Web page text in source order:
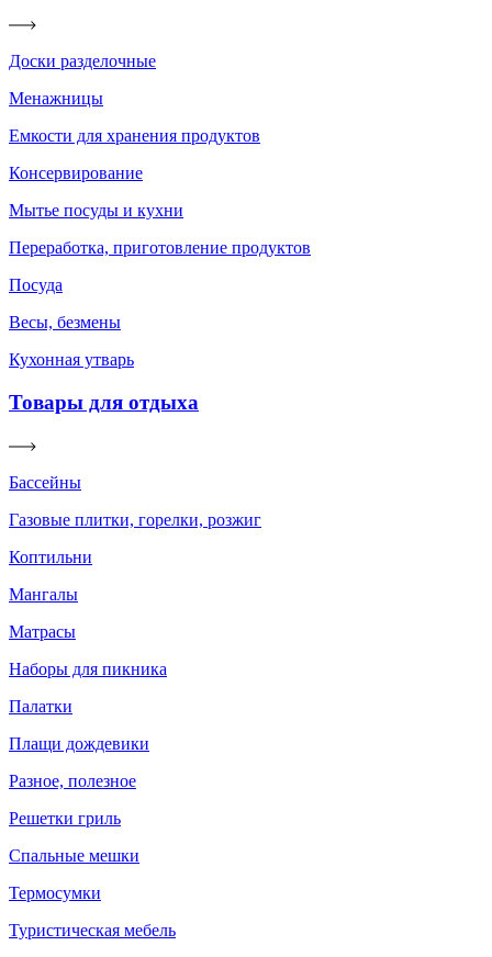
Доски разделочные
Менажницы
Емкости для хранения продуктов
Консервирование
Мытье посуды и кухни
Переработка, приготовление продуктов
Посуда
Весы, безмены
Кухонная утварь
Товары для отдыха
Бассейны
Газовые плитки, горелки, розжиг
Коптильни
Мангалы
Матрасы
Наборы для пикника
Палатки
Плащи дождевики
Разное, полезное
Решетки гриль
Спальные мешки
Термосумки
Туристическая мебель